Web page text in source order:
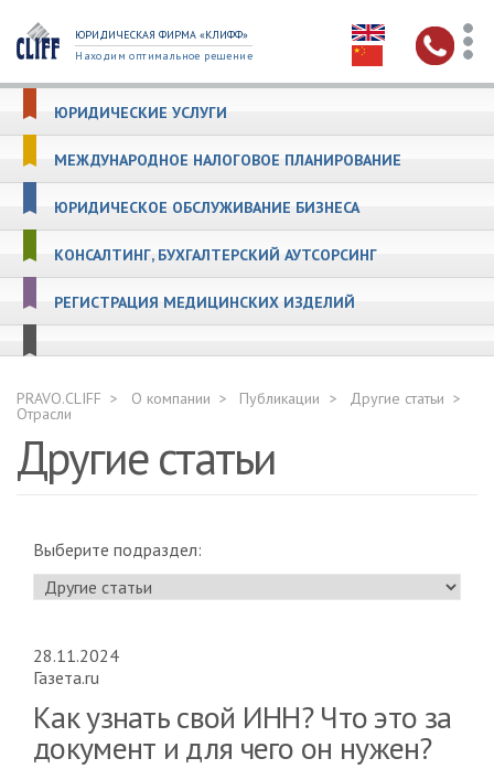
ЮРИДИЧЕСКАЯ ФИРМА «КЛИФФ»
Находим оптимальное решение
ЮРИДИЧЕСКИЕ УСЛУГИ
МЕЖДУНАРОДНОЕ НАЛОГОВОЕ ПЛАНИРОВАНИЕ
ЮРИДИЧЕСКОЕ ОБСЛУЖИВАНИЕ БИЗНЕСА
КОНСАЛТИНГ, БУХГАЛТЕРСКИЙ АУТСОРСИНГ
РЕГИСТРАЦИЯ МЕДИЦИНСКИХ ИЗДЕЛИЙ
PRAVO.CLIFF О компании Публикации Другие статьи
Отрасли
Другие статьи
Выберите подраздел:
28.11.2024
Газета.ru
Как узнать свой ИНН? Что это за
документ и для чего он нужен?